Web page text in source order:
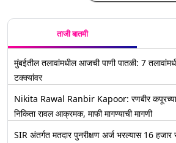
ताजी बातमी
मुंबईतील तलावांमधील आजची पाणी पातळी: 7
टक्क्यांवर
Nikita Rawal Ranbir Kapoor: रणबीर कपूरच्या
निकिता रावल आक्रमक, माफी मागण्याची मागणी
SIR अंतर्गत मतदार पुनरीक्षण अर्ज भरल्यास 16 हजार